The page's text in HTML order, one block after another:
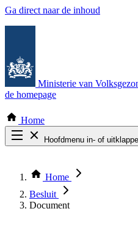
Ga direct naar de inhoud
Ministerie van
de homepage
Home
Hoofdmenu in- of
Thema COVID-19
Bekijk per bestuursorgaan
Home
Besluit
Document